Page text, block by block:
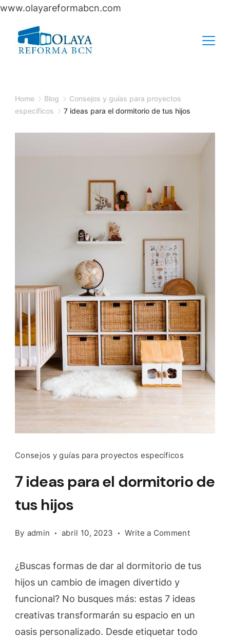
www.olayareformabcn.com
content
Home Blog
Consejos y guías para proyectos
específicos
7 ideas para el dormitorio de tus hijos
Consejos y guías para proyectos específicos
7 ideas para el dormitorio de
tus hijos
By admin abril 10, 2023 Write a Commenton
para
dormitorio
de
tus
¿Buscas formas de dar al dormitorio de tus
hijos un cambio de imagen divertido y
funcional? No busques más: estas 7 ideas
creativas transformarán su espacio en un
oasis personalizado. Desde etiquetar todo